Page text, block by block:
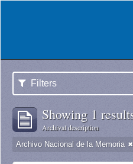
Filters
Showing 1
Archival description
Archivo Nacional de la Memoria